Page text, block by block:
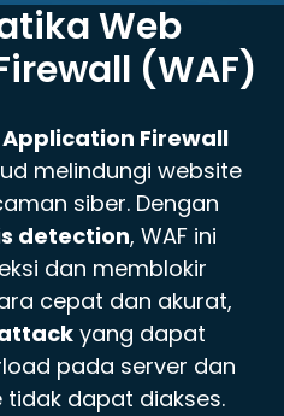
Web
(WAF)
Firewall
melindungi website
siber. Dengan
detection, WAF ini
dan memblokir
cepat dan akurat,
attackyang dapat
pada server dan
dapat diakses.